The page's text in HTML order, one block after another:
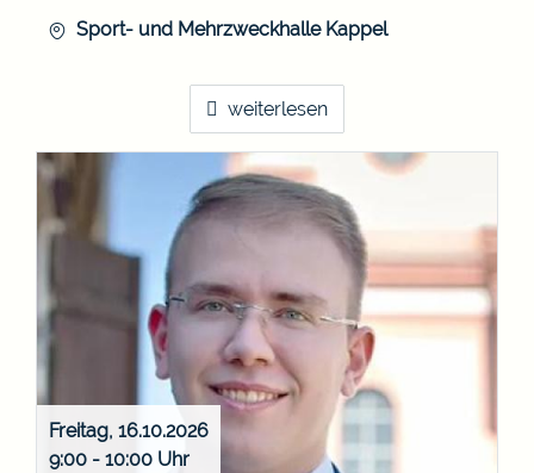
Sport- und Mehrzweckhalle Kappel
weiterlesen
Freitag, 16.10.2026
9:00 - 10:00